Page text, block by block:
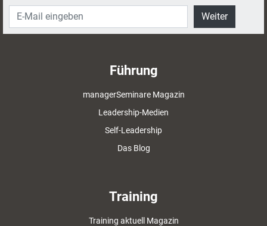
Weiter
Führung
managerSeminare Magazin
Leadership-Medien
Self-Leadership
Das Blog
Training
Training aktuell Magazin